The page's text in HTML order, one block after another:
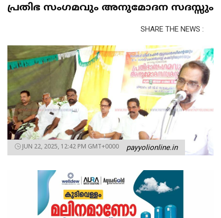
പ്രതിഭ സംഗമവും അനുമോദന സദസ്സും
SHARE THE NEWS :
JUN 22, 2025, 12:42 PM GMT+0000 payyolionline.in